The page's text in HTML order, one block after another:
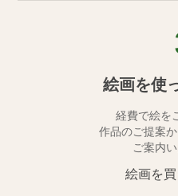
絵画を使
経費で絵を
作品のご提案
ご案内
絵画を